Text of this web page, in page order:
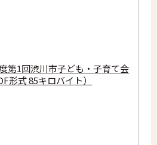
第1回渋川市子ども・子育て会
形式 85キロバイト）